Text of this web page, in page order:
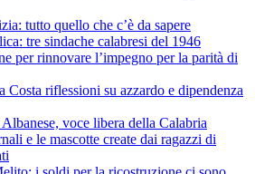
tutto quello che c’è da sapere
tre sindache calabresi del 1946
per rinnovare l’impegno per la parità di
Costa riflessioni su azzardo e dipendenza
voce libera della Calabria
e le mascotte create dai ragazzi di